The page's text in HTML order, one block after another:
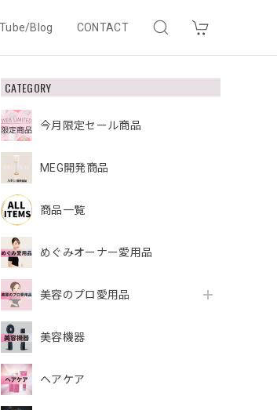
Blog CONTACT
CATEGORY
今月限定セール商品
MEG開発商品
商品一覧
めぐみオーナー愛用品
美容のプロ愛用品
美容機器
ヘアケア